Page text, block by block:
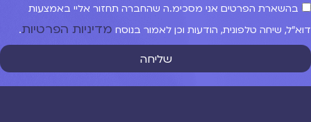
בהשארת הפרטים אני מסכימ.ה שהחברה תחזור אליי באמצעות
שיחה טלפונית, הודעות וכן לאמור בנוסחמדיניות הפרטיות.
שליחה